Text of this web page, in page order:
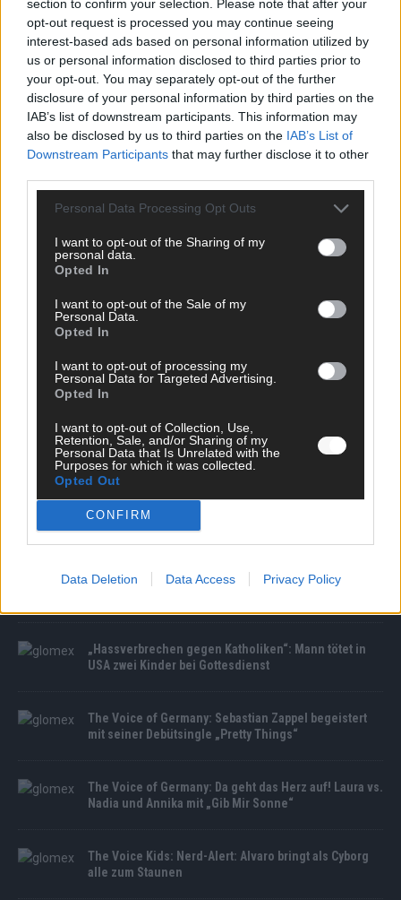
section to confirm your selection. Please note that after your
opt-out request is processed you may continue seeing
interest-based ads based on personal information utilized by
us or personal information disclosed to third parties prior to
your opt-out. You may separately opt-out of the further
disclosure of your personal information by third parties on the
IAB’s list of downstream participants. This information may
also be disclosed by us to third parties on the IAB’s List of
Downstream Participants that may further disclose it to other
Personal Data Processing Opt Outs
I want to opt-out of the Sharing of my
personal data.
Opted In
I want to opt-out of the Sale of my
Personal Data.
Opted In
I want to opt-out of processing my
Personal Data for Targeted Advertising.
Opted In
I want to opt-out of Collection, Use,
Retention, Sale, and/or Sharing of my
Personal Data that Is Unrelated with the
Purposes for which it was collected.
Opted Out
CONFIRM
Data Deletion Data Access Privacy Policy
E-Mail
FOLGE UNS BEI FACEBOOK
The Voice Kids: So klingt Schönheit: Arhanna glänzt
„Hassverbrechen gegen Katholiken“: Mann tötet in
USA zwei Kinder bei Gottesdienst
The Voice of Germany: Sebastian Zappel begeistert
mit seiner Debütsingle „Pretty Things“
The Voice of Germany: Da geht das Herz auf! Laura vs.
Nadia und Annika mit „Gib Mir Sonne“
The Voice Kids: Nerd-Alert: Alvaro bringt als Cyborg
alle zum Staunen